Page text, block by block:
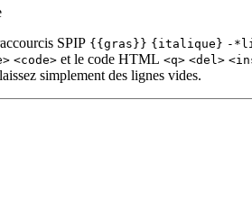
SPIP {{gras}} {italique} -
<code> et le code HTML <q> <del>
simplement des lignes vides.